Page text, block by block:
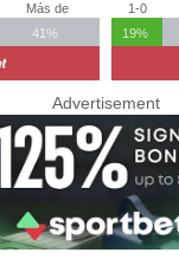
Más de
41%
1-0
19%
Advertisement